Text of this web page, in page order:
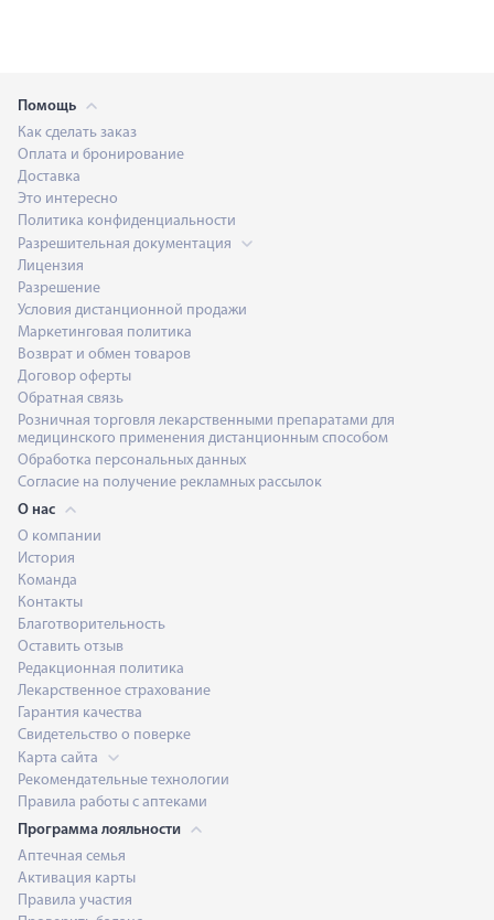
Помощь
Как сделать заказ
Оплата и бронирование
Доставка
Это интересно
Политика конфиденциальности
Разрешительная документация
Лицензия
Разрешение
Условия дистанционной продажи
Маркетинговая политика
Возврат и обмен товаров
Договор оферты
Обратная связь
Розничная торговля лекарственными препаратами для
медицинского применения дистанционным способом
Обработка персональных данных
Согласие на получение рекламных рассылок
О нас
О компании
История
Команда
Контакты
Благотворительность
Оставить отзыв
Редакционная политика
Лекарственное страхование
Гарантия качества
Свидетельство о поверке
Карта сайта
Рекомендательные технологии
Правила работы с аптеками
Программа лояльности
Аптечная семья
Активация карты
Правила участия